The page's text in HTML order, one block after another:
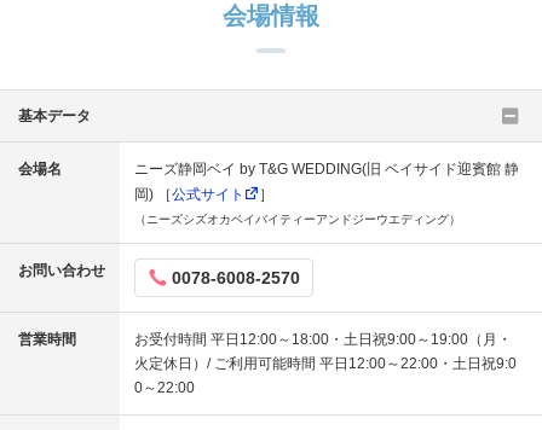
会場情報
基本データ
会場名
ニーズ静岡ベイ by T&G WEDDING(旧 ベイサイド迎賓館 静
岡) ［公式サイト ］
（ニーズシズオカベイバイティーアンドジーウエディング）
お問い合わせ 0078-6008-2570
営業時間
お受付時間 平日12:00～18:00・土日祝9:00～19:00（月・
火定休日）/ ご利用可能時間 平日12:00～22:00・土日祝9:0
0～22:00